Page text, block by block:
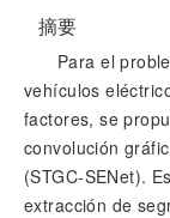
摘要
Para el
vehículos
factores, se
convolución
(STGC-SENet).
extracción de